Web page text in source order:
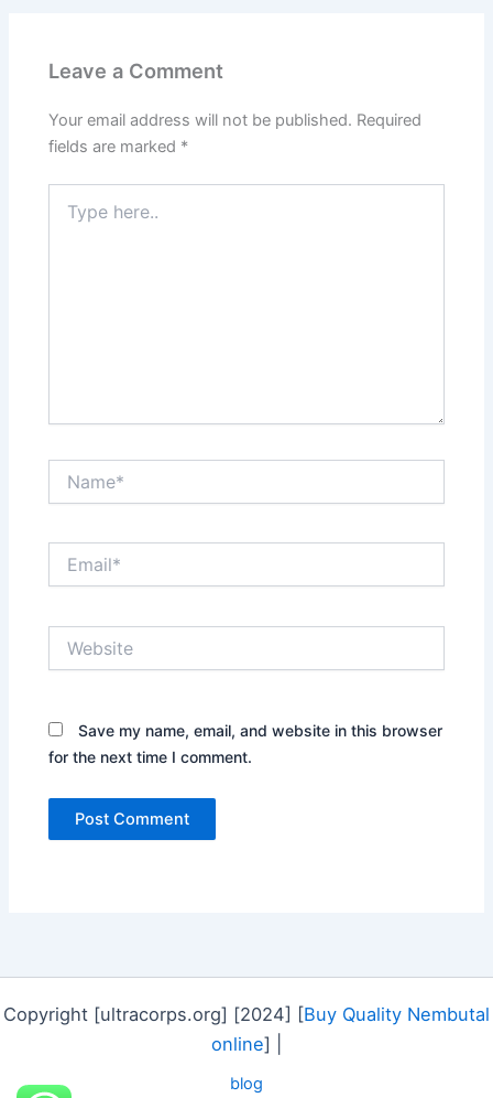
Leave a Comment
Your email address will not be published. Required
fields are marked *
here..
Save my name, email, and website in this browser
for the next time I comment.
Copyright [ultracorps.org] [2024] [Buy Quality Nembutal
online] |
blog